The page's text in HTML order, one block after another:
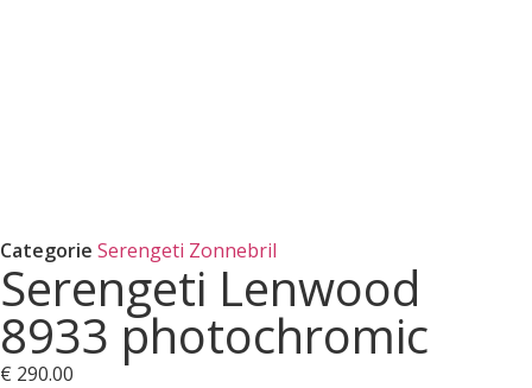
Categorie Serengeti Zonnebril
Serengeti Lenwood
8933 photochromic
€ 290.00